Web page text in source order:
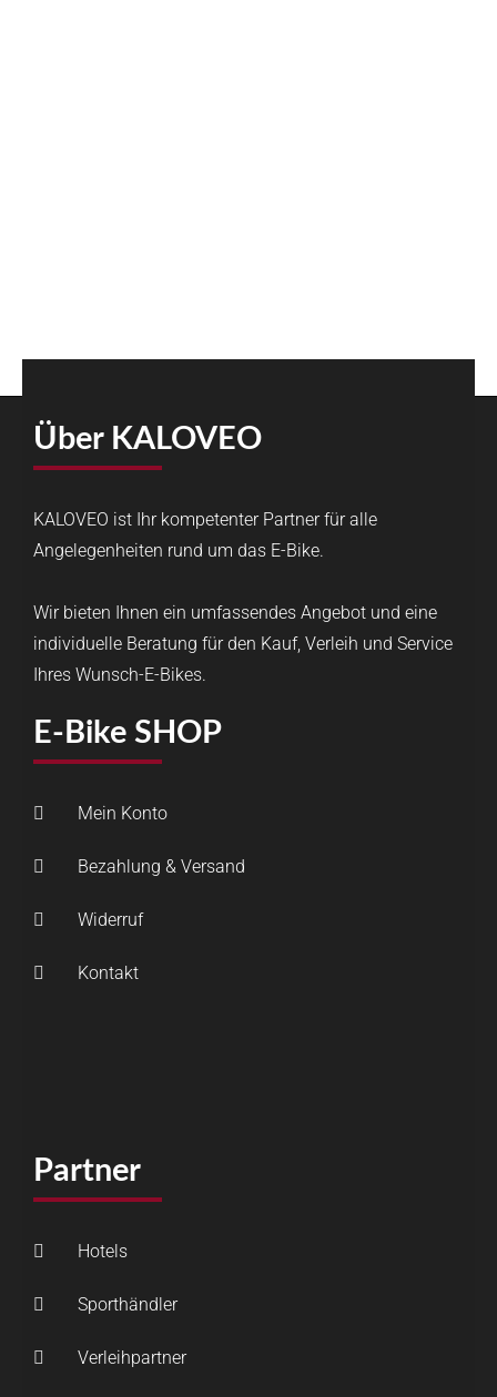
Über KALOVEO
KALOVEO ist Ihr kompetenter Partner für alle
Angelegenheiten rund um das E-Bike.
Wir bieten Ihnen ein umfassendes Angebot und eine
individuelle Beratung für den Kauf, Verleih und Service
Ihres Wunsch-E-Bikes.
E-Bike SHOP
Mein Konto
Bezahlung & Versand
Widerruf
Kontakt
Partner
Hotels
Sporthändler
Verleihpartner